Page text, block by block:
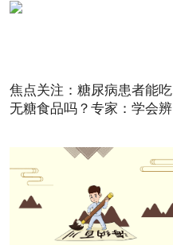
焦点关注：糖尿病患者能吃
无糖食品吗？专家：学会辨